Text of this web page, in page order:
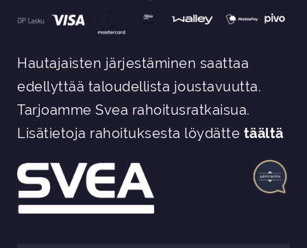
Hautajaisten järjestäminen saattaa
edellyttää taloudellista joustavuutta.
Tarjoamme Svea rahoitusratkaisua.
Lisätietoja rahoituksesta löydätte täältä